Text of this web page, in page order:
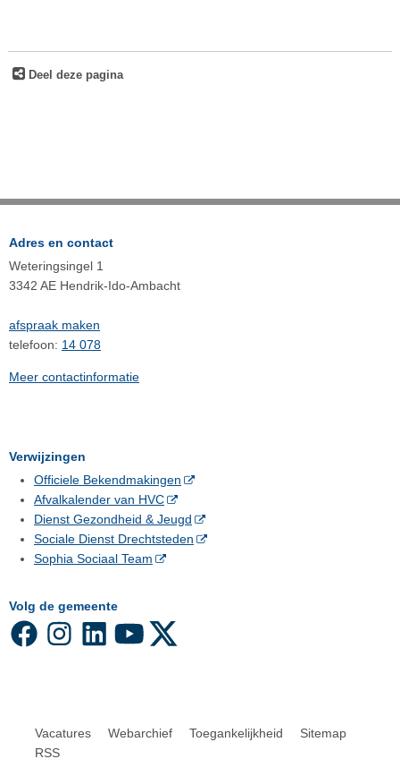
Deel deze pagina
Adres en contact
Weteringsingel 1
3342 AE Hendrik-Ido-Ambacht
afspraak maken
telefoon: 14 078
Meer contactinformatie
Verwijzingen
Officiele Bekendmakingen
Afvalkalender van HVC
Dienst Gezondheid & Jeugd
Sociale Dienst Drechtsteden
Sophia Sociaal Team
Volg de gemeente
Vacatures Webarchief Toegankelijkheid
Sitemap
RSS